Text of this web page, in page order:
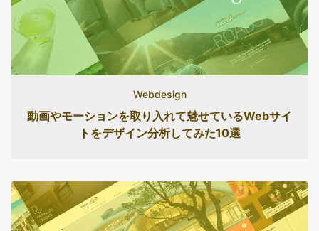
Webdesign
動画やモーションを取り入れて魅せているWebサイ
トをデザイン分析してみた10選